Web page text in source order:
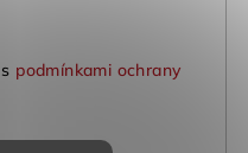
podmínkami ochrany